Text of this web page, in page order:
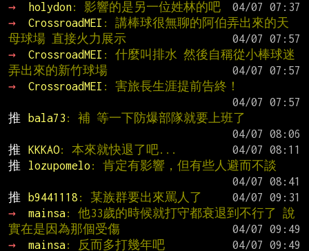
→
holydon: 影響的是另一位姓林的吧
→
CrossroadMEI : 講棒球很無聊的阿伯弄出來的天
母球場 直接火力展示
→
CrossroadMEI : 什麼叫排水 然後自稱從小棒球迷
弄出來的新竹球場
→
CrossroadMEI : 害旅長生涯提前告終！
推
bala73 : 補 等一下防爆部隊就要上班了
推
KKKAO: 本來就快退了吧...
推
lozupomelo : 肯定有影響，但有些人避而不談
推
b9441118 : 某族群要出來罵人了
→
mainsa: 他33歲的時候就打守都衰退到不行了 說
實在是因為那個受傷
→
mainsa: 反而多打幾年吧